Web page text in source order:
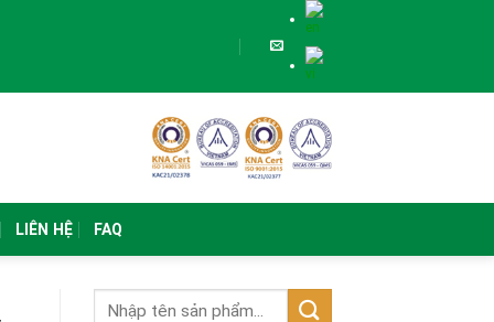
LIÊN HỆ FAQ